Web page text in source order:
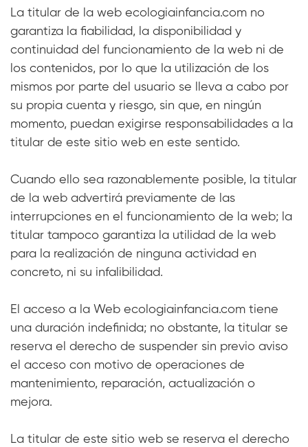
La titular de la web ecologiainfancia.com no
garantiza la fiabilidad, la disponibilidad y
continuidad del funcionamiento de la web ni de
los contenidos, por lo que la utilización de los
mismos por parte del usuario se lleva a cabo por
su propia cuenta y riesgo, sin que, en ningún
momento, puedan exigirse responsabilidades a la
titular de este sitio web en este sentido.
Cuando ello sea razonablemente posible, la titular
de la web advertirá previamente de las
interrupciones en el funcionamiento de la web; la
titular tampoco garantiza la utilidad de la web
para la realización de ninguna actividad en
concreto, ni su infalibilidad.
El acceso a la Web ecologiainfancia.com tiene
una duración indefinida; no obstante, la titular se
reserva el derecho de suspender sin previo aviso
el acceso con motivo de operaciones de
mantenimiento, reparación, actualización o
mejora.
La titular de este sitio web se reserva el derecho